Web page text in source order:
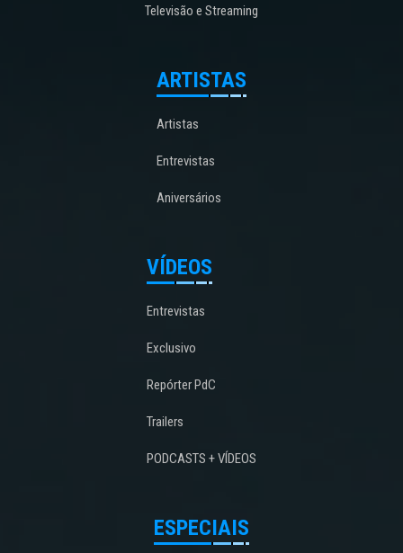
Televisão e Streaming
ARTISTAS
Artistas
Entrevistas
Aniversários
VÍDEOS
Entrevistas
Exclusivo
Repórter PdC
Trailers
PODCASTS + VÍDEOS
ESPECIAIS